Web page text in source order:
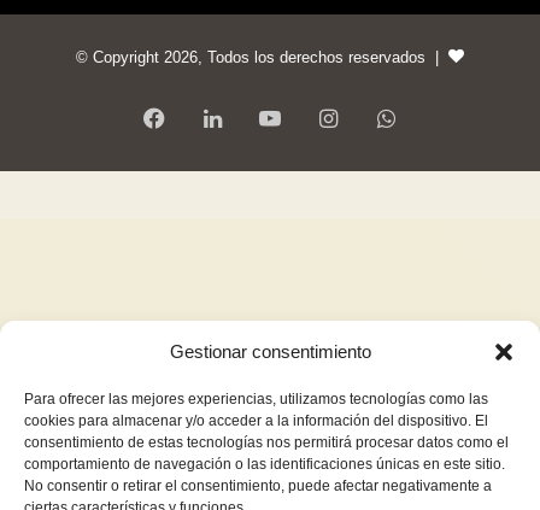
Gestionar consentimiento
Para ofrecer las mejores experiencias, utilizamos tecnologías como las
cookies para almacenar y/o acceder a la información del dispositivo. El
consentimiento de estas tecnologías nos permitirá procesar datos como el
comportamiento de navegación o las identificaciones únicas en este sitio.
No consentir o retirar el consentimiento, puede afectar negativamente a
© Copyright 2026, Todos los derechos reservados |